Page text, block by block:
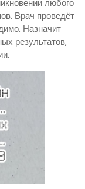
Врач проведёт
Назначит
результатов,